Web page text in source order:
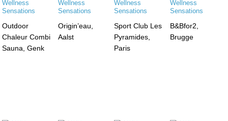
Outdoor
Chaleur Combi
Sauna, Genk
Origin’eau,
Aalst
Sport Club Les
Pyramides,
Paris
B&Bfor2,
Brugge